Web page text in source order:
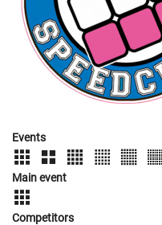
Events
Main event
Competitors